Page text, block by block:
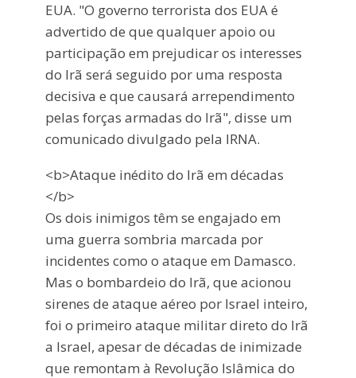
EUA. "O governo terrorista dos EUA é
advertido de que qualquer apoio ou
participação em prejudicar os interesses
do Irã será seguido por uma resposta
decisiva e que causará arrependimento
pelas forças armadas do Irã", disse um
comunicado divulgado pela IRNA.
<b>Ataque inédito do Irã em décadas
</b>
Os dois inimigos têm se engajado em
uma guerra sombria marcada por
incidentes como o ataque em Damasco.
Mas o bombardeio do Irã, que acionou
sirenes de ataque aéreo por Israel inteiro,
foi o primeiro ataque militar direto do Irã
a Israel, apesar de décadas de inimizade
que remontam à Revolução Islâmica do